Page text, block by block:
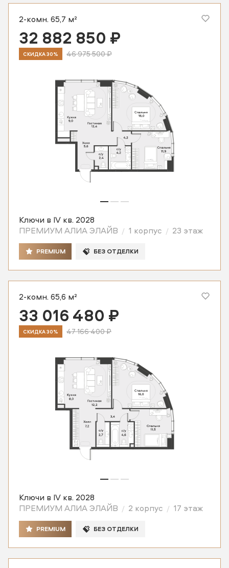
2-комн. 65,7 м²
32 882 850 ₽
СКИДКА 30% 46 975 500 ₽
Ключи в IV кв. 2028
ПРЕМИУМ АЛИА ЭЛАЙВ
1 корпус 23 этаж
PREMIUM БЕЗ ОТДЕЛКИ
2-комн. 65,6 м²
33 016 480 ₽
СКИДКА 30% 47 166 400 ₽
Ключи в IV кв. 2028
ПРЕМИУМ АЛИА ЭЛАЙВ
2 корпус 17 этаж
PREMIUM БЕЗ ОТДЕЛКИ